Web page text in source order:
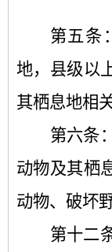
第五条
地，县级以
其栖息地相
第六条
动物及其栖
动物、破坏
第十二